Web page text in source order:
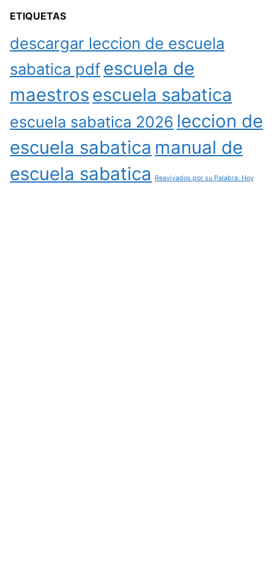
ETIQUETAS
descargar leccion de escuela
sabatica pdfescuela de
maestros escuela sabatica
escuela sabatica 2026 leccion de
escuela sabatica manual de
escuela sabatica
Reavivados por su Palabra: Hoy